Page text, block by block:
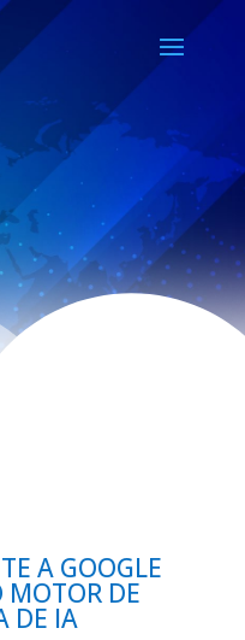
A GOOGLE
DE
DE IA